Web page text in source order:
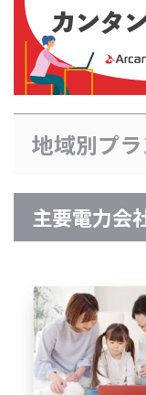
地域別プ
主要電力会